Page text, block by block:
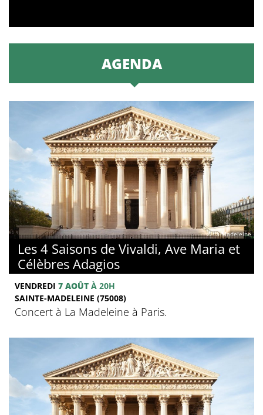
AGENDA
© La Madeleine
Les 4 Saisons de Vivaldi, Ave Maria et
Célèbres Adagios
VENDREDI 7 AOÛT À 20H
SAINTE-MADELEINE (75008)
Concert à La Madeleine à Paris.